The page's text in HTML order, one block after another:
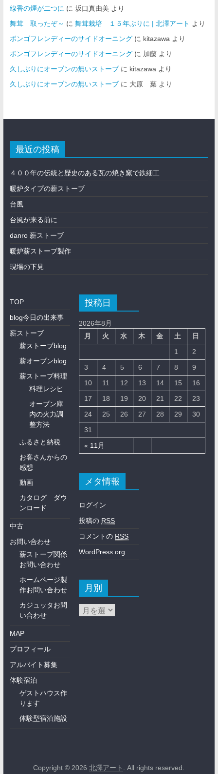
線香の煙が二つに に 坂口真由美 より
舞茸 取ったぞ～ に 舞茸栽培 １５年ぶりに | 北澤アート より
ボンゴフレンディーのサイドオーニングに kitazawaより
ボンゴフレンディーのサイドオーニングに 加藤より
久しぶりにオーブンの無いストーブに kitazawaより
久しぶりにオーブンの無いストーブに 大原 葉より
最近の投稿
４００年の伝統と歴史のある瓦の焼き窯で鉄細工
暖炉タイプの薪ストーブ
台風
台風が来る前に
danro 薪ストーブ
暖炉薪ストーブ製作
現場の下見
TOP
blog今日の出来事
薪ストーブ
薪ストーブblog
薪オーブンblog
薪ストーブ料理
料理レシピ
オーブン庫
内の火力調
整方法
ふるさと納税
お客さんからの
感想
動画
カタログ ダウ
ンロード
中古
お問い合わせ
薪ストーブ関係
お問い合わせ
ホームページ製
作お問い合わせ
カジュッタお問
い合わせ
MAP
プロフィール
アルバイト募集
体験宿泊
ゲストハウス作
ります
体験型宿泊施設
投稿日
2026年8月
月
火 水 木 金 土 日
« 11月
1
2
3
4 5 6 7 8
9
10
11 12 13 14 15
16
17
18 19 20 21 22
23
24
25 26 27 28 29
30
31
メタ情報
ログイン
投稿の RSS
コメントの RSS
WordPress.org
月別
Copyright © 2026北澤アート . All rights reserved.